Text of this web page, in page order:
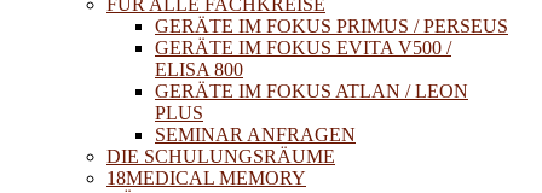
FÜR ALLE FACHKREISE
GERÄTE IM FOKUS PRIMUS / PERSEUS
GERÄTE IM FOKUS EVITA V500 /
ELISA 800
GERÄTE IM FOKUS ATLAN / LEON
PLUS
SEMINAR ANFRAGEN
DIE SCHULUNGSRÄUME
18MEDICAL MEMORY